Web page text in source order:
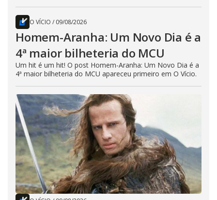
O VÍCIO / 09/08/2026
Homem-Aranha: Um Novo Dia é a
4ª maior bilheteria do MCU
Um hit é um hit! O post Homem-Aranha: Um Novo Dia é a
4ª maior bilheteria do MCU apareceu primeiro em O Vício.